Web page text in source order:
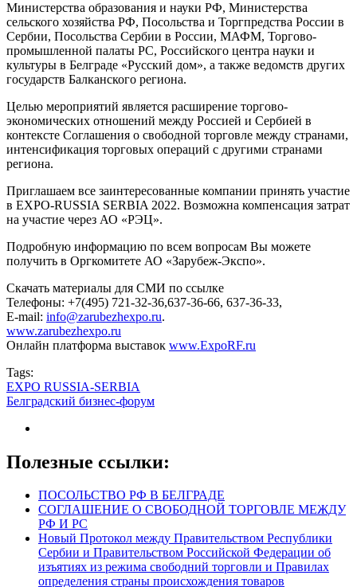
Министерства образования и науки РФ, Министерства
сельского хозяйства РФ, Посольства и Торгпредства России в
Сербии, Посольства Сербии в России, МАФМ, Торгово-
промышленной палаты РС, Российского центра науки и
культуры в Белграде «Русский дом», а также ведомств других
государств Балканского региона.
Целью мероприятий является расширение торгово-
экономических отношений между Россией и Сербией в
контексте Соглашения о свободной торговле между странами,
интенсификация торговых операций с другими странами
региона.
Приглашаем все заинтересованные компании принять участие
в EXPO-RUSSIA SERBIA 2022. Возможна компенсация затрат
на участие через АО «РЭЦ».
Подробную информацию по всем вопросам Вы можете
получить в Оргкомитете АО «Зарубеж-Экспо».
Скачать материалы для СМИ по ссылке
Телефоны: +7(495) 721-32-36,637-36-66, 637-36-33,
E-mail: info@zarubezhexpo.ru.
www.zarubezhexpo.ru
Онлайн платформа выставок www.ExpoRF.ru
Tags:
EXPO RUSSIA-SERBIA
Белградский бизнес-форум
Полезные ссылки:
ПОСОЛЬСТВО РФ В БЕЛГРАДЕ
СОГЛАШЕНИЕ О СВОБОДНОЙ ТОРГОВЛЕ МЕЖДУ
РФ И РС
Новый Протокол между Правительством Республики
Сербии и Правительством Российской Федерации об
изъятиях из режима свободний торговли и Правилах
определения страны происхождения товаров